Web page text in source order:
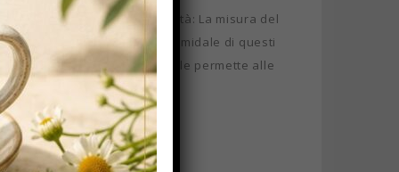
nei filtri tradizionali ). Qualità: La misura del
piramidale: la forma piramidale di questi
del filtro piramidale permette alle